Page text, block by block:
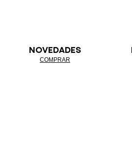
NOVEDADES
COMPRAR